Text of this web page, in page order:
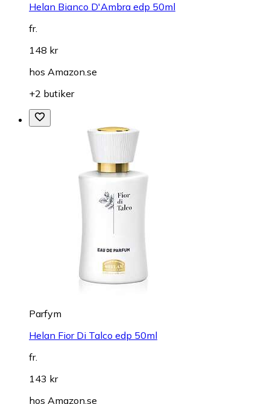
Helan Bianco D'Ambra edp 50ml
fr.
148 kr
hos Amazon.se
+2 butiker
Parfym
Helan Fior Di Talco edp 50ml
fr.
143 kr
hos Amazon.se